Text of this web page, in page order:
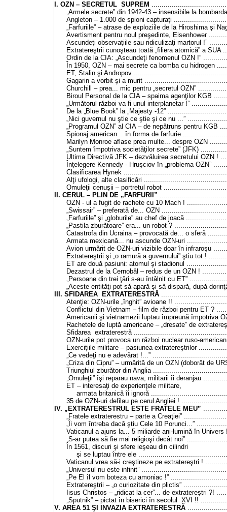
I. OZN – SECRETUL SUPREM
„Armele secrete” din 1942-43 – insensibile la
Angleton – 1.000 de spioni capturaţi
„Farfuriile” – atrase de exploziile de la Hiroshimaşi
Avertisment pentru noul preşedinte, Eisenhower
Ascundeţi observaţiile sau ridiculizaţi martorul !”
Extratereştrii cunoşteau toatǎ „filiera atomicǎ” a
Ordin de la CIA: „Ascundeţi fenomenul OZN !”
În 1950, OZN – mai secrete ca bomba cu hidrogen
ET, Stalin şi Andropov
Gagarin a vorbit şi a murit
Churchill – prea... mic pentru „secretul OZN”
Biroul Personal de la CIA– spaima agenţilor KGB
„Urmǎtorul rǎzboi va fi unul interplanetar !”
De la „Blue Book” la „Majesty -12”
„Nici guvernul nu ştie ce ştie şi ce nu ...”
„Programul OZN” al CIA – de nepǎtruns pentru KGB
Spionaj american... în forma de farfurie
Marilyn Monroe aflase prea multe... despre OZN
„Suntem împotriva societǎţilor secrete” (JFK)
Ultima Directivǎ JFK – dezvǎluirea secretului OZN !
Înţelegere Kennedy - Hruşciov în „problema OZN”
Clasificarea Hynek
Alţi ufologi, alte clasificǎri
Omuleţii cenuşii – portretul robot
II. CERUL – PLIN DE „FARFURII”
OZN - ul a fugit de rachete cu 10 Mach !
„Swissair” – preferatǎ de... OZN
„Farfuriile” şi „globurile” au chef de joacǎ
„Pastila zburǎtoare” era... un robot ?
Catastrofa din Ucraina – provocatǎ de... o sferǎ
Armata mexicanǎ... nu ascunde OZN-uri
Avion urmǎrit de OZN-uri vizibile doar în infraroşu
Extratereştrii şi „o ramurǎ a guvernului” ştiu tot !
ET are douǎ pasiuni: atomul şi stadionul
Dezastrul de la Cernobâl – redus de un OZN !
„Persoane din trei ţǎri s-au întâlnit cu ET”
„Aceste entitǎţi pot sǎ aparǎ şi sǎ disparǎ, dupǎ
III. SFIDAREA EXTRATERESTRǍ
Atenţie: OZN-urile „înghit” avioane !!
Conflictul din Vietnam – film de rǎzboi pentru ET ?
Americanii şi vietnamezii luptau împreunǎ împotriva
Rachetele de luptǎ americane – „dresate” de
Sfidarea extraterestrǎ
OZN-urile pot provoca un rǎzboi nuclear ruso-
Exerciţiile militare – pasiunea extratereştrilor
„Ce vedeţi nu e adevǎrat !...”
„Criza din Cipru” – urmǎritǎ de un OZN (doborât de
Triunghiul zburǎtor din Anglia
„Omuleţii” îşi reparau nava, militarii îi deranjau
ET – interesaţi de experienţele militare,
armata britanicǎ îi ignorǎ
35 de OZN-uri defilau pe cerul Angliei !
IV. „EXTRATERESTRUL ESTE FRATELE MEU”
„Fratele extraterestru – parte a Creaţiei”
„Îi vom întreba dacǎ ştiu Cele 10 Porunci...”
Vaticanul a ajuns la... 5 miliarde ani-luminǎ în
„S-ar putea sǎ fie mai religioşi decât noi”
În 1561, discuri şi sfere ieşeau din cilindri
şi se luptau între ele
Vaticanul vrea sǎ-i creştineze pe extratereştri !
„Universul nu este infinit”
„Pe El îl vom boteza cu amoniac !”
Extratereştrii – „o curiozitate din plictis”
Iisus Christos – „ridicat la cer”... de extratereştri ?!
„Sputnik” – pictat în biserici în secolul XVI !!
V. AREA 51 ŞI INVAZIA EXTRATERESTRǍ